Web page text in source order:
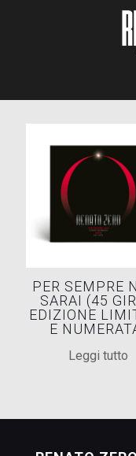
PER SEMPRE
SARAI (45
EDIZIONE
E
Leggi tutto